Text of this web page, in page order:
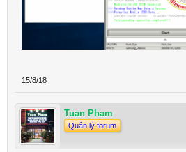
15/8/18
Tuan Pham
Quản lý forum